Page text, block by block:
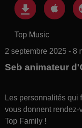
Top Music
2 septembre 2025 - 8
Seb animateur
Les personnalités qui
vous donnent rendez-
Top Family !